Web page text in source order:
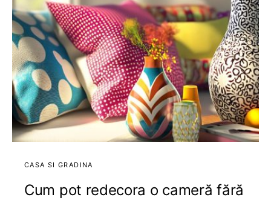
CASA SI GRADINA
Cum pot redecora o cameră fără